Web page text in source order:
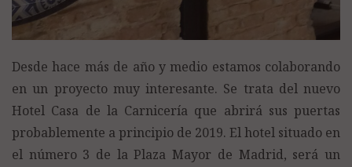
Desde hace más de año y medio estamos colaborando
en un proyecto muy interesante. Se trata del nuevo
Hotel Casa de la Carnicería que abrirá sus puertas
probablemente a principio de 2019. El hotel situado en
el número 3 de la Plaza Mayor de Madrid, será un